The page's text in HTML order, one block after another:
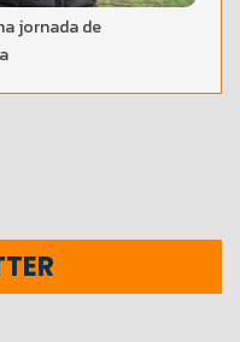
jornada de